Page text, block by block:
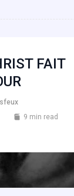
FAIT
9 min read